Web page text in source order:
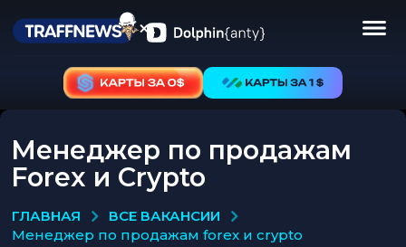
Менеджер по продажам
Forex и Crypto
ГЛАВНАЯ
ВСЕ ВАКАНСИИ
менеджер по продажам forex и crypto